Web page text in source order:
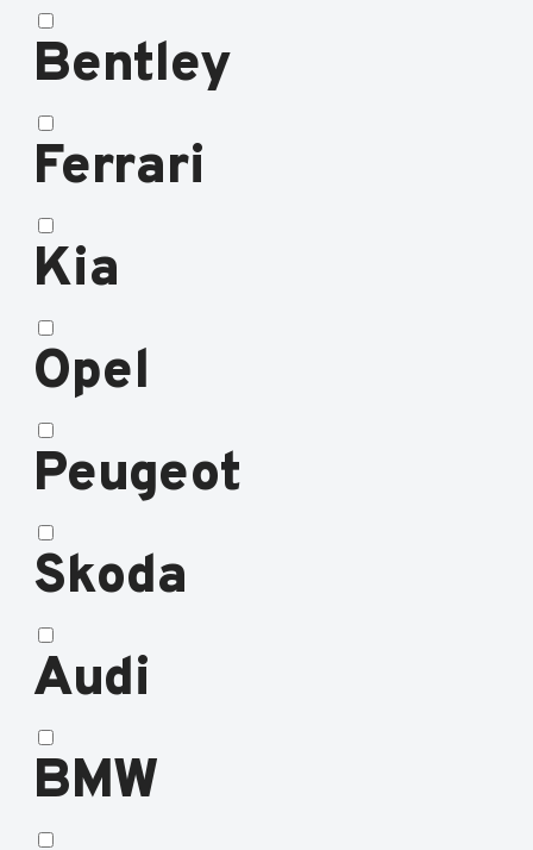
Bentley
Ferrari
Kia
Opel
Peugeot
Skoda
Audi
BMW